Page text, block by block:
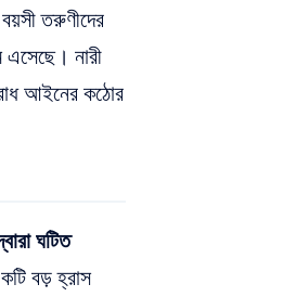
তরুণীদের
নারী
আইনের কঠোর
ঘটিত
বড় হ্রাস